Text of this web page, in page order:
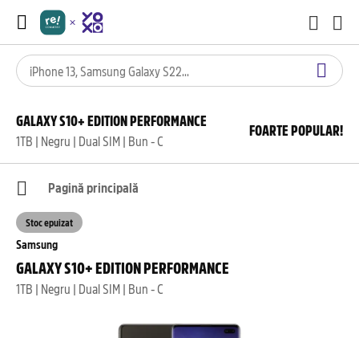
GALAXY S10+ EDITION PERFORMANCE
1TB | Negru | Dual SIM | Bun - C
FOARTE POPULAR!
Pagină principală
Samsung
GALAXY S10+ EDITION PERFORMANCE
1TB | Negru | Dual SIM | Bun - C
Stoc epuizat